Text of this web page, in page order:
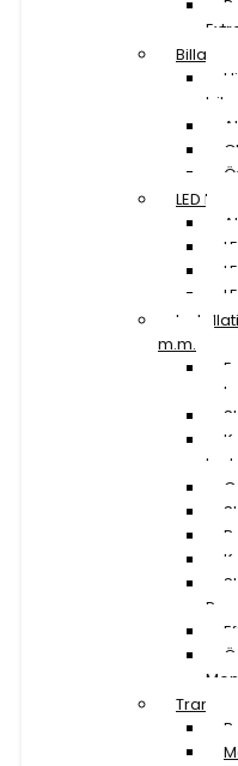
Billampor
bilen
LED
m.m.